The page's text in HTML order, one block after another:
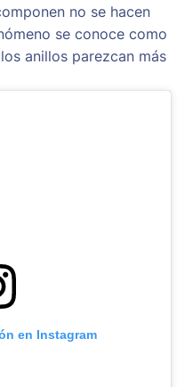
no se hacen
se conoce como
anillos parezcan más
en Instagram